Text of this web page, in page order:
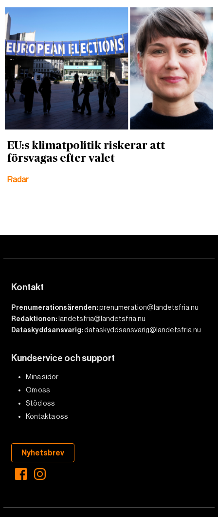
EU:s klimatpolitik riskerar att
försvagas efter valet
Radar
Kontakt
Prenumerationsärenden:prenumeration@landetsfria.nu
Redaktionen: landetsfria@landetsfria.nu
Dataskyddsansvarig:dataskyddsansvarig@landetsfria.nu
Kundservice och support
Mina sidor
Om oss
Stöd oss
Kontakta oss
Nyhetsbrev